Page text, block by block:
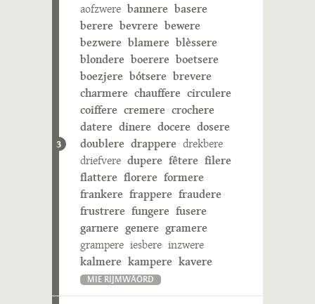
3
aofzwere bannere basere
berere bevrere bewere
bezwere blamere blèssere
blondere boerere boetsere
boezjere bótsere brevere
charmere chauffere circulere
coiffere cremere crochere
datere dinere docere dosere
doublere drappere drekbere
driefvere dupere fêtere filere
flattere florere formere
frankere frappere fraudere
frustrere fungere fusere
garnere genere gramere
grampere iesbere inzwere
kalmere kampere kavere
MIE RIJMWÄÖRD